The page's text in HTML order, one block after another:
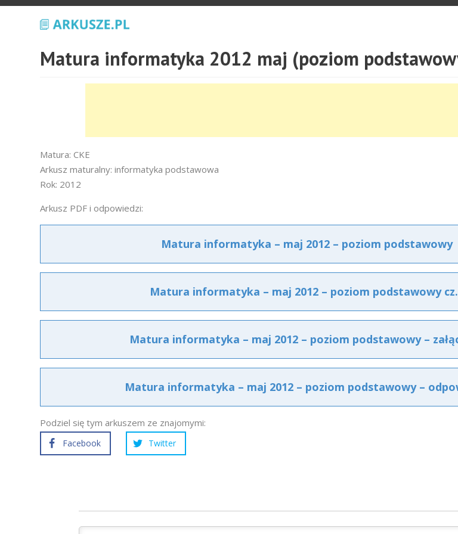
Matura informatyka 2012 maj (poziom
Matura: CKE
Arkusz maturalny: informatyka podstawowa
Rok: 2012
Arkusz PDF i odpowiedzi:
Matura informatyka – maj 2012 – poziom podstawowy
Matura informatyka – maj 2012 – poziom podstawowy
Matura informatyka – maj 2012 – poziom podstawowy –
Matura informatyka – maj 2012 – poziom podstawowy –
Podziel się tym arkuszem ze znajomymi:
Facebook Twitter